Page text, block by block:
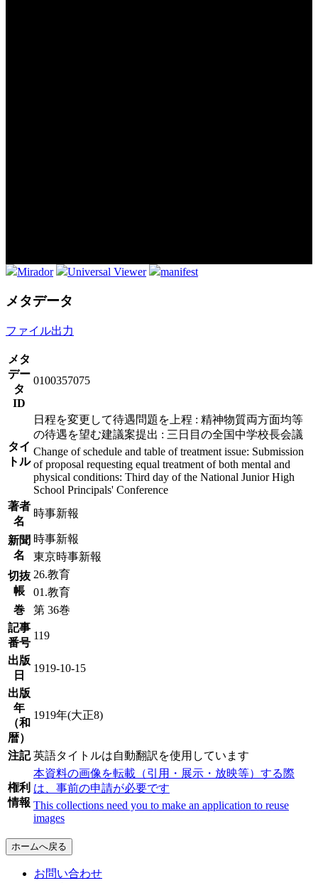
Mirador Universal Viewer manifest
メタデータ
ファイル出力
メタ
デー
タ
ID
0100357075
タイ
トル
日程を変更して待遇問題を上程 : 精神物質両方面均等
の待遇を望む建議案提出 : 三日目の全国中学校長会議
Change of schedule and table of treatment issue: Submission
of proposal requesting equal treatment of both mental and
physical conditions: Third day of the National Junior High
School Principals' Conference
著者
名
時事新報
新聞
名
時事新報
東京時事新報
切抜
帳
26.教育
01.教育
巻
第 36巻
記事
番号
119
出版
日
1919-10-15
出版
年
（和
暦）
1919年(大正8)
注記 英語タイトルは自動翻訳を使用しています
権利
情報
本資料の画像を転載（引用・展示・放映等）する際
は、事前の申請が必要です
This collections need you to make an application to reuse
images
ホームへ戻る
お問い合わせ